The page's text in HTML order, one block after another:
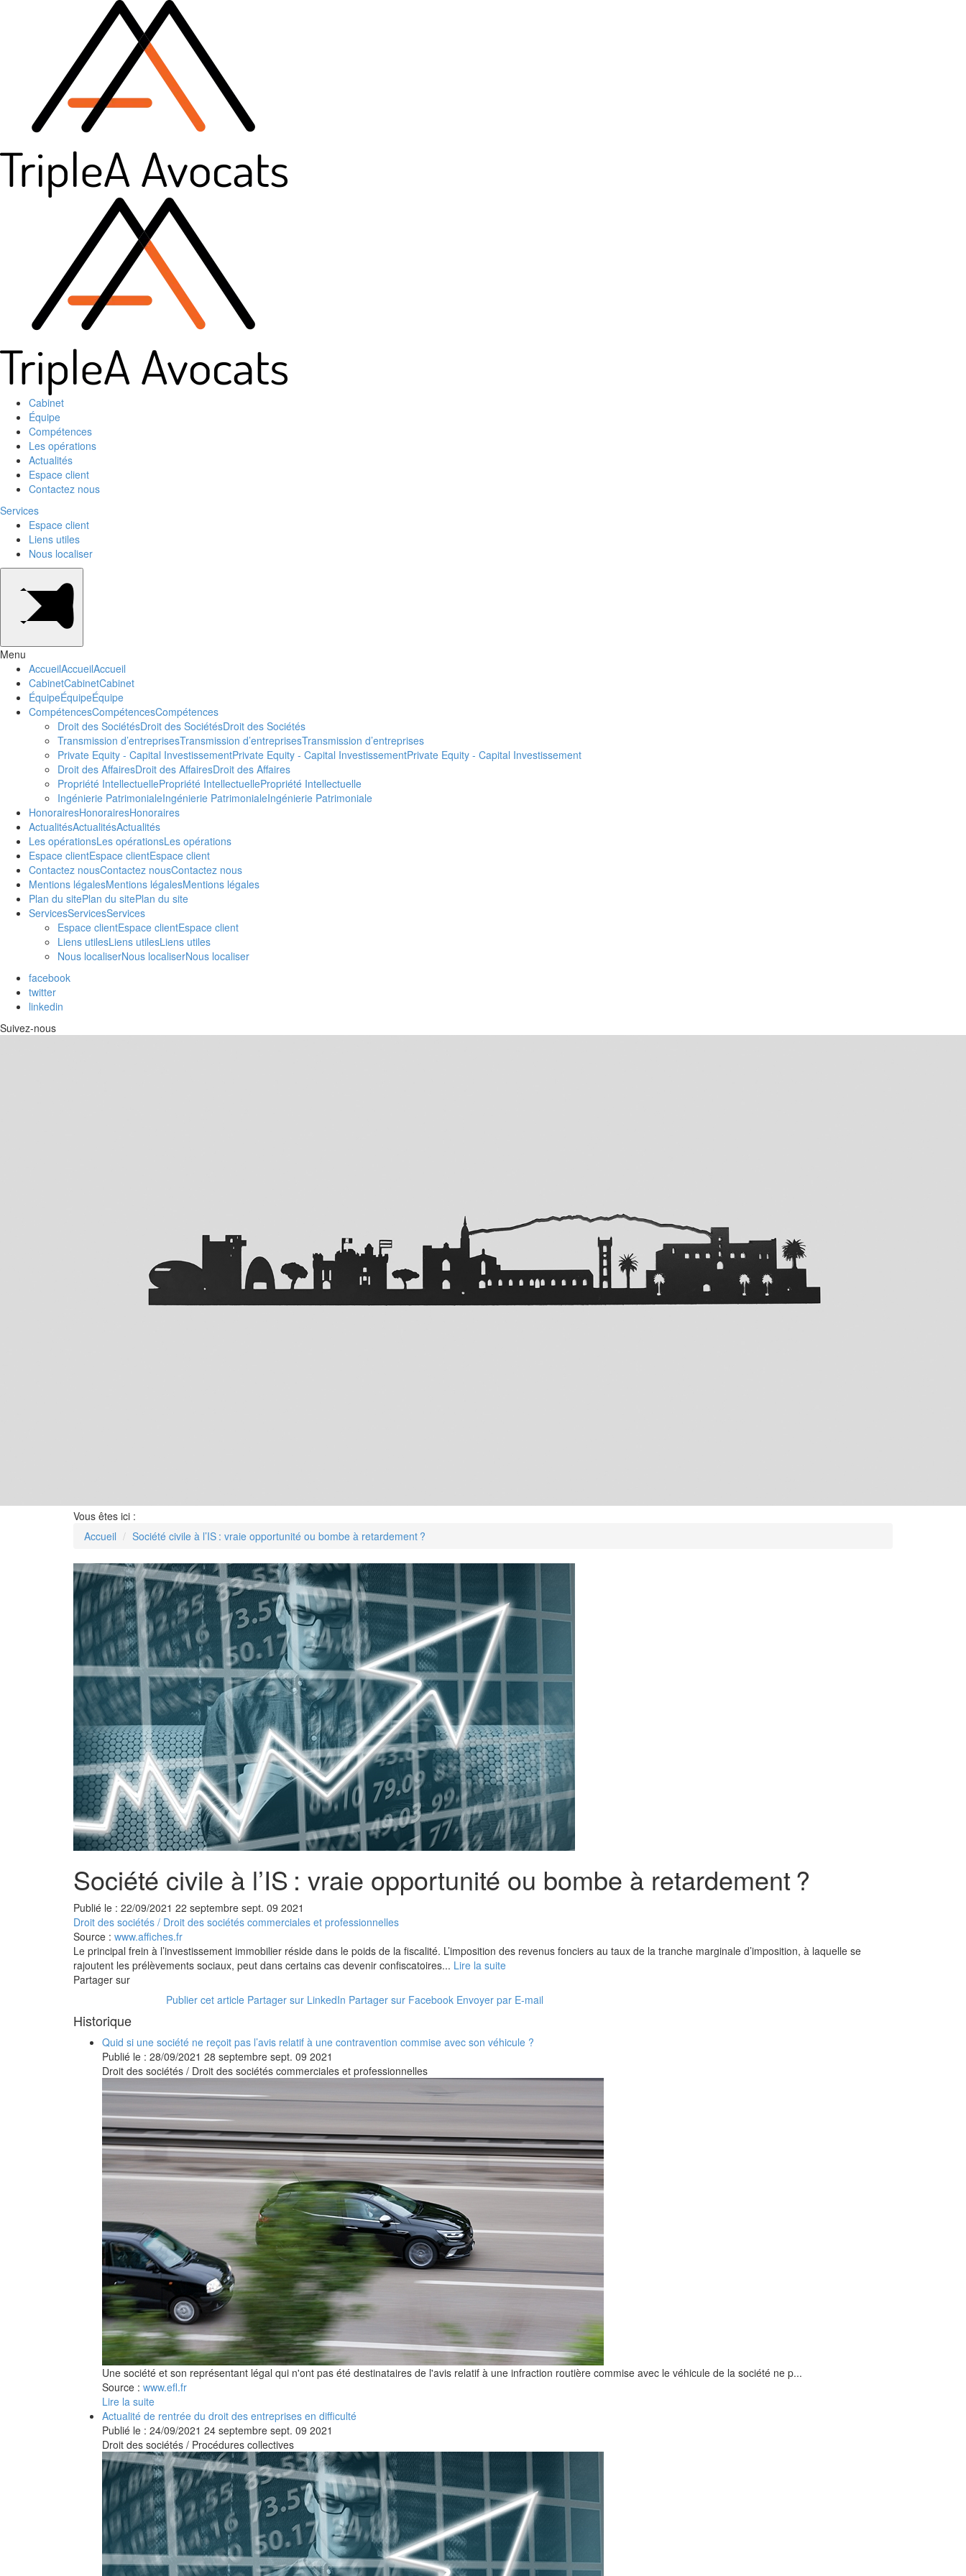
Cabinet
Équipe
Compétences
Les opérations
Actualités
Espace client
Contactez nous
Services
Espace client
Liens utiles
Nous localiser
Menu
AccueilAccueilAccueil
CabinetCabinetCabinet
ÉquipeÉquipeÉquipe
CompétencesCompétencesCompétences
Droit des SociétésDroit des SociétésDroit des Sociétés
Transmission d’entreprisesTransmission d’entreprisesTransmission d’entreprises
Private Equity - Capital InvestissementPrivate Equity - Capital InvestissementPrivate Equity - Capital Investissement
Droit des AffairesDroit des AffairesDroit des Affaires
Propriété IntellectuellePropriété IntellectuellePropriété Intellectuelle
Ingénierie PatrimonialeIngénierie PatrimonialeIngénierie Patrimoniale
HonorairesHonorairesHonoraires
ActualitésActualitésActualités
Les opérationsLes opérationsLes opérations
Espace clientEspace clientEspace client
Contactez nousContactez nousContactez nous
Mentions légalesMentions légalesMentions légales
Plan du sitePlan du sitePlan du site
ServicesServicesServices
Espace clientEspace clientEspace client
Liens utilesLiens utilesLiens utiles
Nous localiserNous localiserNous localiser
facebook
twitter
linkedin
Suivez-nous
Vous êtes ici :
Accueil
Société civile à l’IS : vraie opportunité ou bombe à retardement ?
Société civile à l’IS : vraie opportunité ou bombe à retardement ?
Publié le : 22/09/2021 22 septembre sept. 09 2021
Droit des sociétés / Droit des sociétés commerciales et professionnelles
Source : www.affiches.fr
Le principal frein à l’investissement immobilier réside dans le poids de la fiscalité. L’imposition des revenus fonciers au taux de la tranche marginale d’imposition, à laquelle se
rajoutent les prélèvements sociaux, peut dans certains cas devenir confiscatoires... Lire la suite
Partager sur
Publier cet article Partager sur LinkedIn Partager sur Facebook Envoyer par E-mail
Historique
Quid si une société ne reçoit pas l’avis relatif à une contravention commise avec son véhicule ?
Publié le : 28/09/2021 28 septembre sept. 09 2021
Droit des sociétés / Droit des sociétés commerciales et professionnelles
Une société et son représentant légal qui n'ont pas été destinataires de l'avis relatif à une infraction routière commise avec le véhicule de la société ne p...
Source : www.efl.fr
Lire la suite
Actualité de rentrée du droit des entreprises en difficulté
Publié le : 24/09/2021 24 septembre sept. 09 2021
Droit des sociétés / Procédures collectives